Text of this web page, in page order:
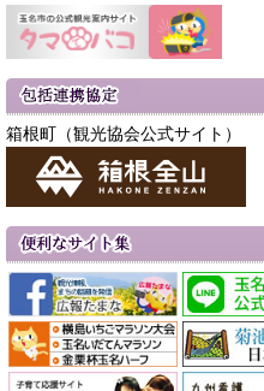
箱根町（観光協会公式サイト）